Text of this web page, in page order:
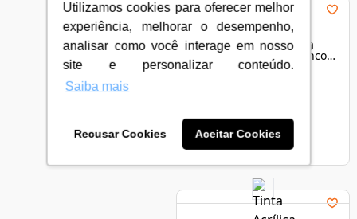
Utilizamos cookies para oferecer melhor
experiência, melhorar o desempenho,
analisar como você interage em nosso
site e personalizar conteúdo.
Saiba mais
Recusar Cookies Aceitar Cookies
AKZO NOBEL
Tinta Acrílica Acetinada
Coral Decora Seda Branco
Gelo 18L
3X deR$ 215,96
12X deR$ 57,56